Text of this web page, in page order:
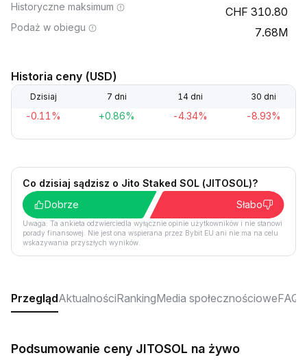
Historyczne maksimum 310.80
Podaż w obiegu 7.68M
Historia ceny (USD)
Dzisiaj 7 dni 14 dni 30 dni
-0.11% +0.86% -4.34% -8.93%
Co dzisiaj sądzisz o Jito Staked SOL (JITOSOL)?
Dobrze
Słabo
Uwaga: Ta ankieta odzwierciedla wyłącznie opinie użytkowników i nie stanowi
porady finansowej. Nie jest ona wspierana przez Bybit EU ani nie ma na celu
wskazywania przyszłych wyników.
PrzeglądAktualnościRankingMedia społecznościoweFAQ
Podsumowanie ceny JITOSOL na żywo